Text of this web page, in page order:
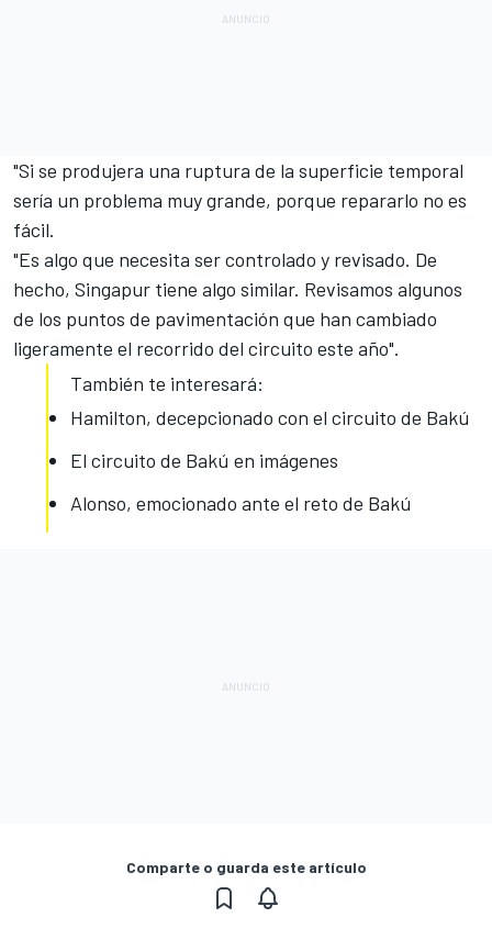
"Si se produjera una ruptura de la superficie temporal
sería un problema muy grande, porque repararlo no es
fácil.
"Es algo que necesita ser controlado y revisado. De
hecho, Singapur tiene algo similar. Revisamos algunos
de los puntos de pavimentación que han cambiado
ligeramente el recorrido del circuito este año".
También te interesará:
Hamilton, decepcionado con el circuito de Bakú
El circuito de Bakú en imágenes
Alonso, emocionado ante el reto de Bakú
Comparte o guarda este artículo